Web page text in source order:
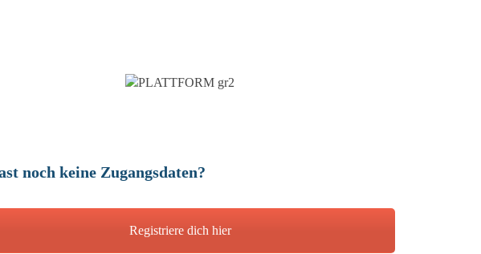
noch keine Zugangsdaten?
Registriere dich hier